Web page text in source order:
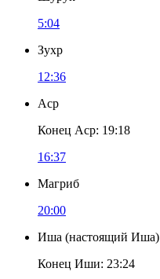
5:04
Зухр
12:36
Аср
Конец Аср: 19:18
16:37
Магриб
20:00
Иша (настоящий Иша)
Конец Иши: 23:24